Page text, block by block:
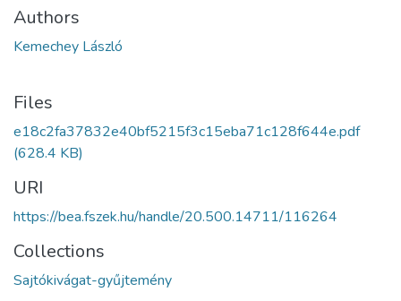
Authors
Kemechey László
Files
e18c2fa37832e40bf5215f3c15eba71c128f644e.pdf
(628.4 KB)
URI
https://bea.fszek.hu/handle/20.500.14711/116264
Collections
Sajtókivágat-gyűjtemény